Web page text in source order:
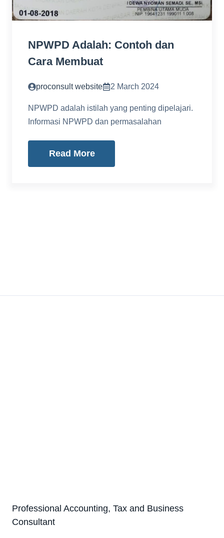
NPWPD Adalah: Contoh dan
Cara Membuat
proconsult website 2 March 2024
NPWPD adalah istilah yang penting dipelajari.
Informasi NPWPD dan permasalahan
Read More
Professional Accounting, Tax and Business
Consultant